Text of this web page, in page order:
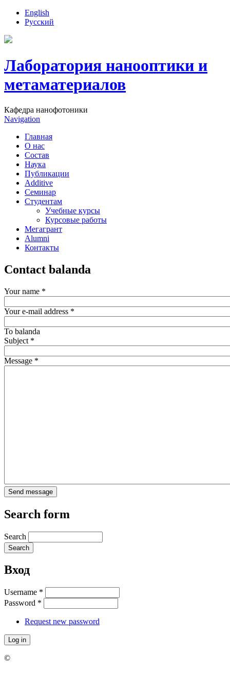
English
Русский
Лаборатория нанооптики и
метаматериалов
Кафедра нанофотоники
Navigation
Главная
О нас
Состав
Наука
Публикации
Additive
Семинар
Студентам
Учебные курсы
Курсовые работы
Мегагрант
Alumni
Контакты
Contact balanda
Your name *
Your e-mail address *
To balanda
Subject *
Message *
Search form
Search
Вход
Username *
Password *
Request new password
©